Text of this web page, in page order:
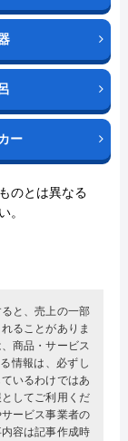
ー
のとは異なる
。
と、売上の一部
ることがありま
商品・サービス
情報は、必ずし
いるわけではあ
してご利用くだ
ービス事業者の
容は記事作成時